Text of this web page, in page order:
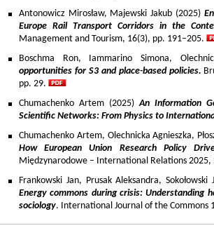
Antonowicz Mirosław, Majewski Jakub (2025)
Europe Rail Transport Corridors in the
Management and Tourism, 16(3), pp. 191–205.
Boschma Ron, Iammarino Simona,
opportunities for S3 and place-based policies.
pp. 29.
Chumachenko Artem (2025)An Information
Scientific Networks: From Physics to
Chumachenko Artem, Olechnicka Agnieszka,
How European Union Research Policy
Międzynarodowe – International Relations 2025,
Frankowski Jan, Prusak Aleksandra,
Energy commons during crisis: Understanding
sociology. International Journal of the Commons